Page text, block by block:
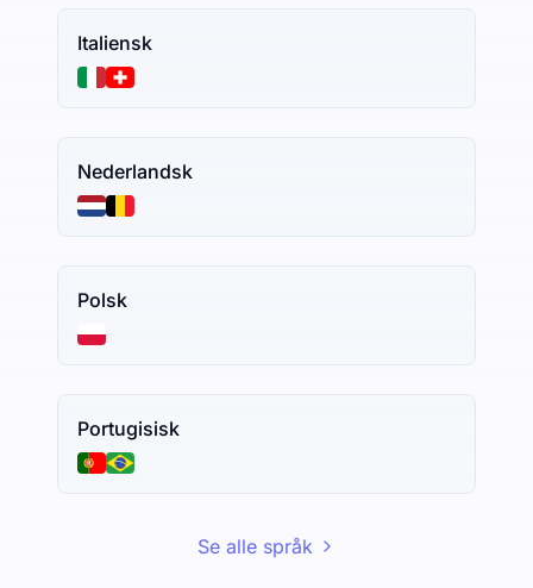
Italiensk
Nederlandsk
Polsk
Portugisisk
Se alle språk